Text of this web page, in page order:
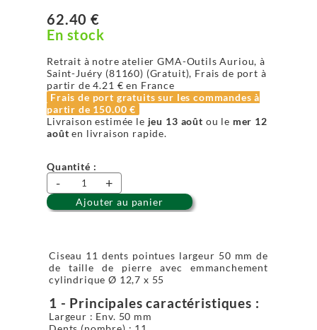
62.40 €
En stock
Retrait à notre atelier GMA-Outils Auriou, à
Saint-Juéry (81160) (Gratuit), Frais de port à
partir de4.21 € en France
Frais de port gratuits sur les commandes à
partir de 150.00 €
Livraison estimée le jeu 13 août ou le mer 12
août en livraison rapide.
Quantité :
- +
Ajouter au panier
Ciseau 11 dents pointues largeur 50 mm de
de taille de pierre avec emmanchement
cylindrique Ø 12,7 x 55
1 - Principales caractéristiques :
Largeur : Env. 50 mm